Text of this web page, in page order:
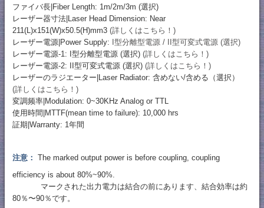
ファイバ長|Fiber Length: 1m/2m/3m (選択)
レーザー器寸法|Laser Head Dimension: Near
211(L)x151(W)x50.5(H)mm3 (詳しくはこちら！)
レーザー電源|Power Supply: I型分離型電源 / II型可変式電源 (選択)
レーザー電源-1: I型分離型電源 (選択) (詳しくはこちら！)
レーザー電源-2: II型可変式電源 (選択) (詳しくはこちら！)
レーザーのラジエーター|Laser Radiator: 含めない/含める（選択）
(詳しくはこちら！)
変調频率|Modulation: 0~30KHz Analog or TTL
使用時間|MTTF(mean time to failure): 10,000 hrs
証期|Warranty: 1年間
注意： The marked output power is before coupling, coupling
efficiency is about 80%~90%.
マークされた出力電力は結合の前にあります、結合効率は約
80％〜90％です。